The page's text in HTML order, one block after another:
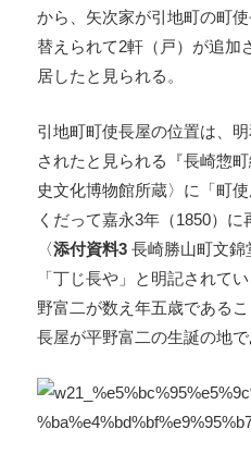
から、矢次家が引地町の町
替えられて2軒（戸）が追加
居したと見られる。
引地町町使長屋の位置は、
されたと見られる『長崎惣
史文化博物館所蔵〉に「町
くだって嘉永3年（1850）に
〈添付資料3 長崎勝山町文錦
「丁じ長や」と明記されて
野富二が数え年五歳である
長屋が平野富二の生誕の地